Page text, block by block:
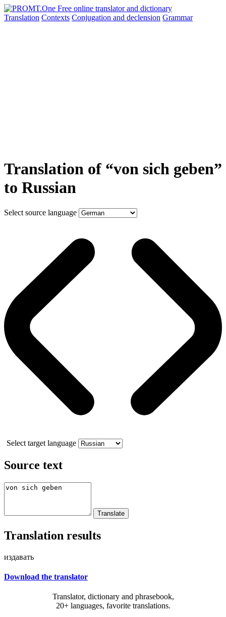
Translation Contexts Conjugation and declension Grammar
Translation of “von sich geben”
to Russian
Select source language
Select target language
Source text
Translation results
издавать
Download the translator
Translator, dictionary and phrasebook,
20+ languages, favorite translations.